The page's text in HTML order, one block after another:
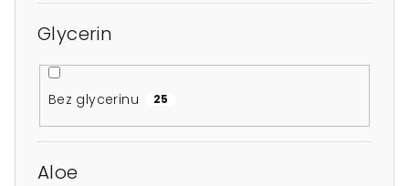
Glycerin
Bez glycerinu 25
Aloe